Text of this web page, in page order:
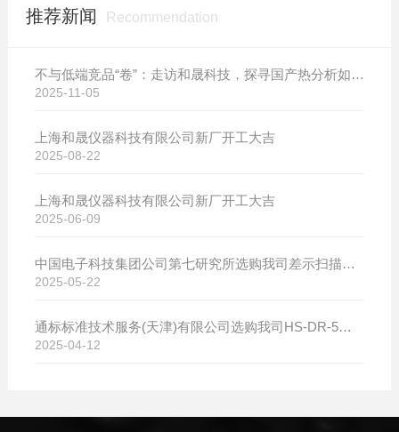
推荐新闻 Recommendation
不与低端竞品“卷”：走访和晟科技，探寻国产热分析如何行稳致远
2025-11-05
上海和晟仪器科技有限公司新厂开工大吉
2025-08-22
上海和晟仪器科技有限公司新厂开工大吉
2025-06-09
中国电子科技集团公司第七研究所选购我司差示扫描量热仪
2025-05-22
通标标准技术服务(天津)有限公司选购我司HS-DR-5导热系数测试仪
2025-04-12